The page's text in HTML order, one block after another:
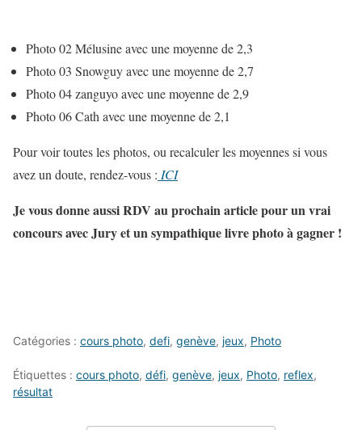
Photo 02 Mélusine avec une moyenne de 2,3
Photo 03 Snowguy avec une moyenne de 2,7
Photo 04 zanguyo avec une moyenne de 2,9
Photo 06 Cath avec une moyenne de 2,1
Pour voir toutes les photos, ou recalculer les moyennes si vous
avez un doute, rendez-vous : ICI
Je vous donne aussi RDV au prochain article pour un vrai
concours avec Jury et un sympathique livre photo à gagner !
Catégories : cours photo, defi, genève, jeux, Photo
Étiquettes : cours photo, défi, genève, jeux, Photo, reflex,
résultat